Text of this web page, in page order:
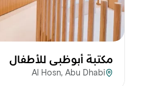
مكتبة أبوظبي للأطفال
Al Hosn, Abu Dhabi